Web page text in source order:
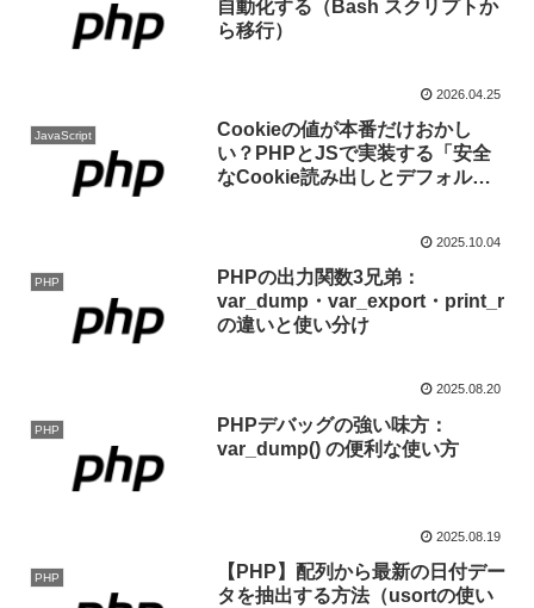
自動化する（Bash スクリプトか
ら移行）
2026.04.25
JavaScript
Cookieの値が本番だけおかし
い？PHPとJSで実装する「安全
なCookie読み出しとデフォルト
2025.10.04
PHP
PHPの出力関数3兄弟：
var_dump・var_export・print_r
の違いと使い分け
2025.08.20
PHP
PHPデバッグの強い味方：
var_dump() の便利な使い方
2025.08.19
PHP
【PHP】配列から最新の日付デー
タを抽出する方法（usortの使い